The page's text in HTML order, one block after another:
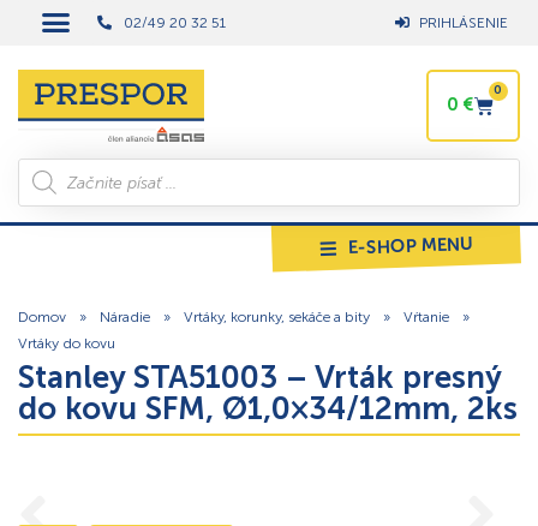
02/49 20 32 51 PRIHLÁSENIE
0 €
0
E-SHOP MENU
Domov » Náradie » Vrtáky, korunky, sekáče a bity » Vŕtanie
»
Vrtáky do kovu
Stanley STA51003 – Vrták presný
do kovu SFM, Ø1,0×34/12mm, 2ks